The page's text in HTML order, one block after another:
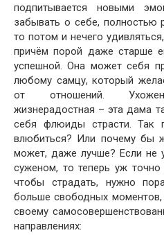
подпитывается новыми
забывать о себе, полностью
то потом и нечего
причём порой даже старше
успешной. Она может себя
любому самцу, который
от отношений.
жизнерадостная – эта дама
себя флюиды страсти.
влюбиться? Или почему бы
может, даже лучше? Если не
суженом, то теперь уж
чтобы страдать, нужно
больше свободных
своему
направлениях: